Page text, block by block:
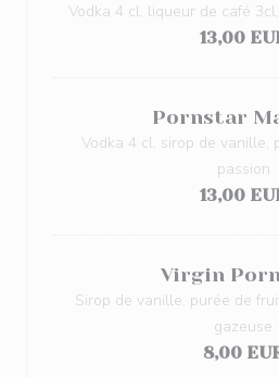
Vodka 4 cl, liqueur de café
13,00
Pornstar
Vodka 4 cl, sirop de vanille,
passion
13,00
Virgin
Sirop de vanille, purée de
gazeuse
8,00